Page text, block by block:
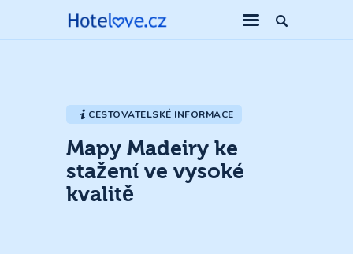
CESTOVATELSKÉ INFORMACE
Mapy Madeiry ke
stažení ve vysoké
kvalitě